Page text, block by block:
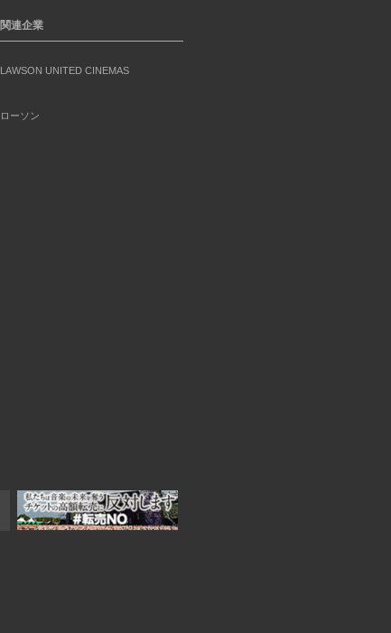
関連企業
LAWSON UNITED CINEMAS
ローソン